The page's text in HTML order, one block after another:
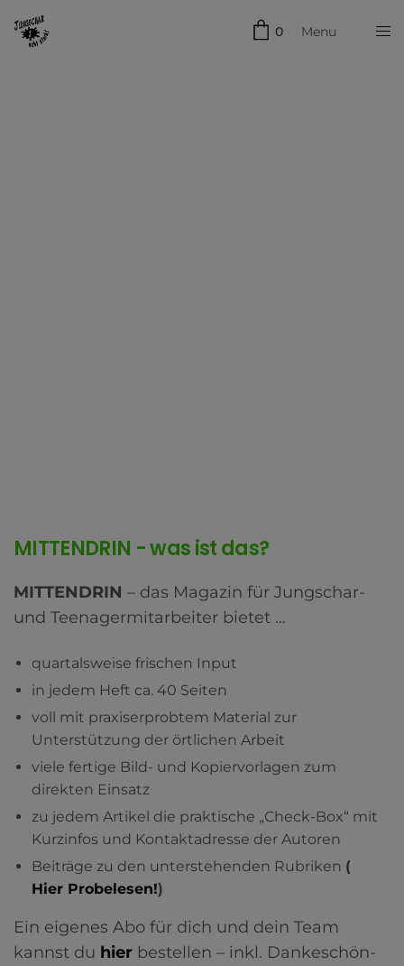
0 Menu
MITTENDRIN - was ist das?
MITTENDRIN – das Magazin für Jungschar-
und Teenagermitarbeiter bietet …
quartalsweise frischen Input
in jedem Heft ca. 40 Seiten
voll mit praxiserprobtem Material zur
Unterstützung der örtlichen Arbeit
viele fertige Bild- und Kopiervorlagen zum
direkten Einsatz
zu jedem Artikel die praktische „Check-Box“ mit
Kurzinfos und Kontaktadresse der Autoren
Beiträge zu den unterstehenden Rubriken (
Hier Probelesen!)
Ein eigenes Abo für dich und dein Team
kannst du hier bestellen – inkl. Dankeschön-